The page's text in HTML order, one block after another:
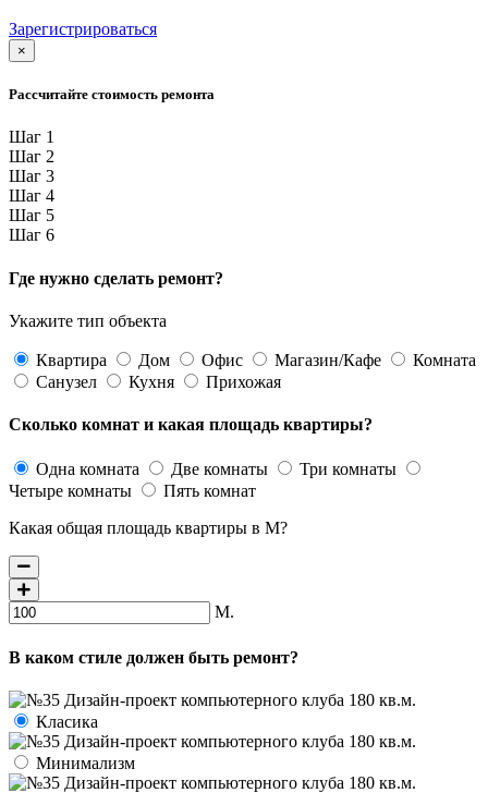
Зарегистрироваться
×
Рассчитайте стоимость ремонта
Шаг 1
Шаг 2
Шаг 3
Шаг 4
Шаг 5
Шаг 6
Где нужно сделать ремонт?
Укажите тип объекта
Квартира Дом Офис Магазин/Кафе
Комната
Санузел
Кухня Прихожая
Сколько комнат и какая площадь квартиры?
Одна комната Две комнаты
Три комнаты
Четыре комнаты
Пять комнат
Какая общая площадь квартиры в М?
М.
В каком стиле должен быть ремонт?
Класика
Минимализм